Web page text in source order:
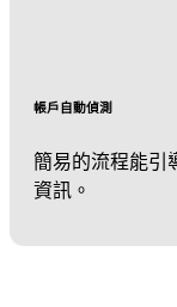
帳戶自動偵測
簡易的流程能引
資訊。